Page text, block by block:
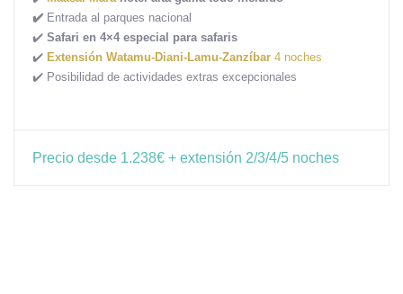
✔️ Entrada al parques nacional
✔️ Safari en 4×4 especial para safaris
✔️ Extensión Watamu-Diani-Lamu-Zanzíbar 4 noches
✔️ Posibilidad de actividades extras excepcionales
Precio desde 1.238€ + extensión 2/3/4/5 noches